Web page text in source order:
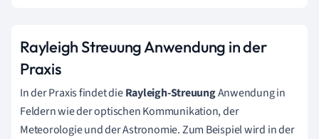
Rayleigh Streuung Anwendung in der
Praxis
In der Praxis findet dieRayleigh-StreuungAnwendung in
Feldern wie der optischen Kommunikation, der
Meteorologie und der Astronomie. Zum Beispiel wird in der